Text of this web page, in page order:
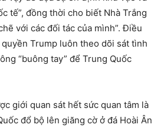
tế”, đồng thời cho biết Nhà Trắng
với các đối tác của mình”. Điều
Trump luôn theo dõi sát tình
“buông tay” để Trung Quốc
giới quan sát hết sức quan tâm là
đổ bộ lên giăng cờ ở đá Hoài Ân